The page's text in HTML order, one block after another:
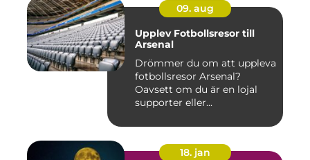
09. aug
Upplev Fotbollsresor till
Arsenal
Drömmer du om att uppleva
fotbollsresor Arsenal?
Oavsett om du är en lojal
supporter eller...
18. jan